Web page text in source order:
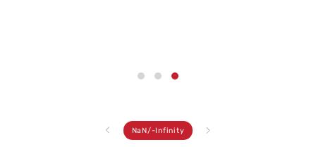
NaN/ de
-Infinity